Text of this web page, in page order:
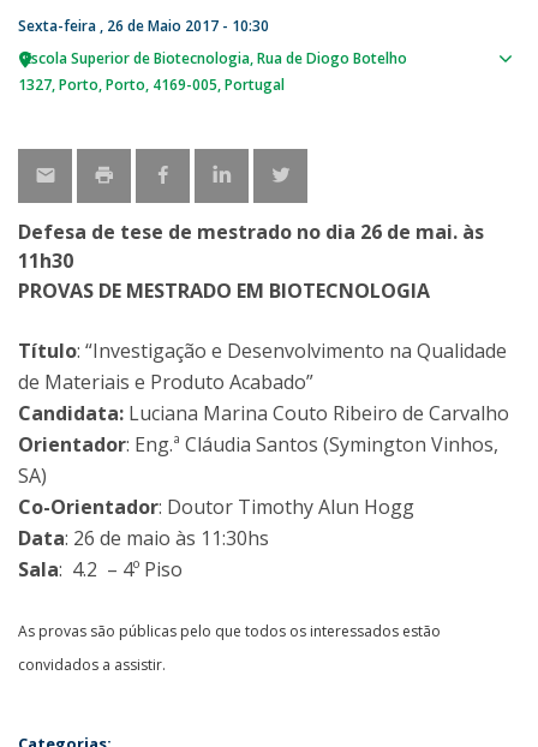
Sexta-feira , 26 de Maio 2017 - 10:30
Escola Superior de Biotecnologia Rua de Diogo Botelho
1327 Porto Porto 4169-005 Portugal
Defesa de tese de mestrado no dia 26 de mai. às
11h30
PROVAS DE MESTRADO EM BIOTECNOLOGIA
Título: “Investigação e Desenvolvimento na Qualidade
de Materiais e Produto Acabado”
Candidata: Luciana Marina Couto Ribeiro de Carvalho
Orientador: Eng.ª Cláudia Santos (Symington Vinhos,
SA)
Co-Orientador: Doutor Timothy Alun Hogg
Data: 26 de maio às 11:30hs
Sala: 4.2 – 4º Piso
As provas são públicas pelo que todos os interessados estão
convidados a assistir.